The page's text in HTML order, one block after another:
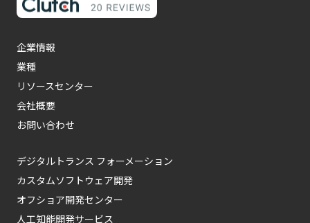
企業情報
業種
リソースセンター
会社概要
お問い合わせ
デジタルトランス フォーメーション
カスタムソフトウェア開発
オフショア開発センター
人工知能開発サービス